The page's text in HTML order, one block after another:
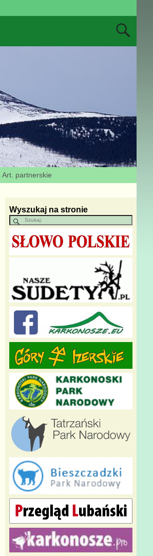
Art. partnerskie
Wyszukaj na stronie